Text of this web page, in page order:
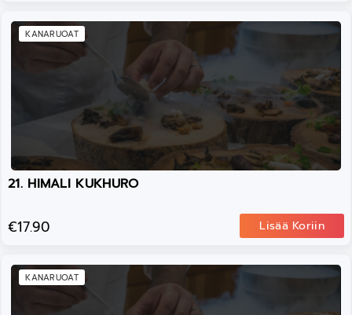
KANARUOAT
21. HIMALI KUKHURO
€17.90 Lisää Koriin
KANARUOAT